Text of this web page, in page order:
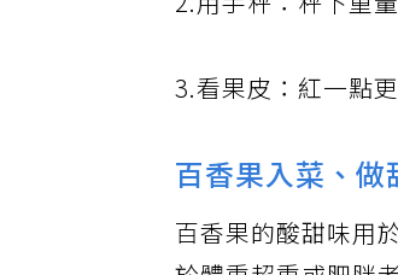
2.用手秤：秤下重
3.看果皮：紅一點更
百香果入菜、做
百香果的酸甜味用